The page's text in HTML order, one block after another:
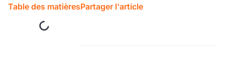
Table des matièresPartager l'article